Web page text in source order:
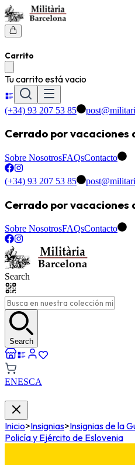
Carrito
Tu carrito está vacio
(+34) 93 207 53 85
Cerrado por vacaciones
Sobre NosotrosFAQsContacto
(+34) 93 207 53 85
Cerrado por vacaciones
Sobre NosotrosFAQsContacto
Search
Search
ENESCA
Inicio>Insignias>Insignias de la
Policía y Ejército de Eslovenia